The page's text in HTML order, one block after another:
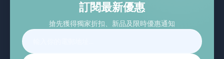
訂閱最新優惠
搶先獲得獨家折扣、新品及限時優惠通知